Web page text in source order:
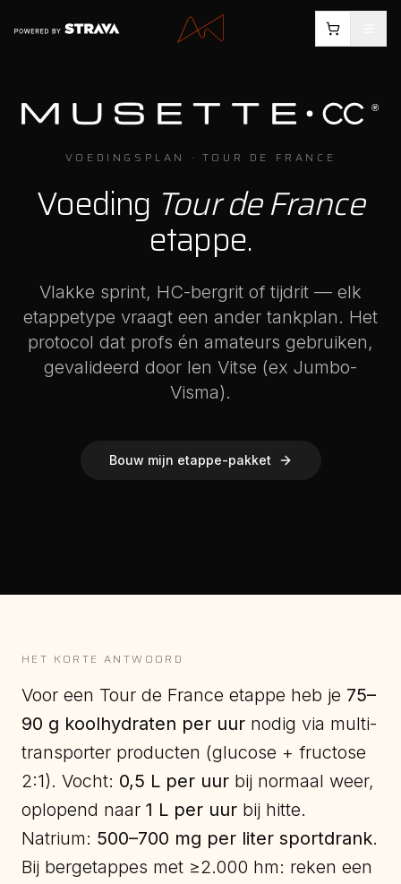
VOEDINGSPLAN · TOUR DE FRANCE
Voeding Tour de France
etappe.
Vlakke sprint, HC-bergrit of tijdrit — elk
etappetype vraagt een ander tankplan. Het
protocol dat profs én amateurs gebruiken,
gevalideerd door Ien Vitse (ex Jumbo-
Visma).
Bouw mijn etappe-pakket
HET KORTE ANTWOORD
Voor een Tour de France etappe heb je 75–
90 g koolhydraten per uur nodig via multi-
transporter producten (glucose + fructose
2:1). Vocht: 0,5 L per uur bij normaal weer,
oplopend naar 1 L per uur bij hitte.
Natrium: 500–700 mg per liter sportdrank.
Bij bergetappes met ≥2.000 hm: reken een